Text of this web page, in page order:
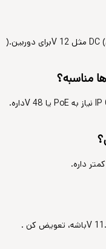
DC ( مثل 12 Vبرای دوربین).
IP نیاز به PoE یا 48 Vداره.
داره.
Vباشه، تعویض کن .